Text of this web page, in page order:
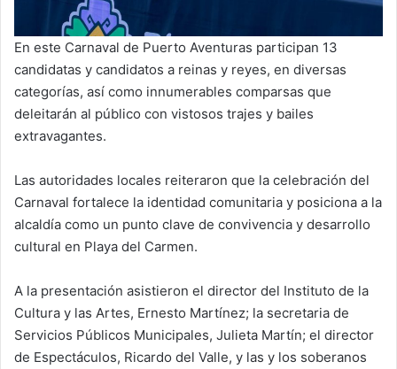
En este Carnaval de Puerto Aventuras participan 13
candidatas y candidatos a reinas y reyes, en diversas
categorías, así como innumerables comparsas que
deleitarán al público con vistosos trajes y bailes
extravagantes.
Las autoridades locales reiteraron que la celebración del
Carnaval fortalece la identidad comunitaria y posiciona a la
alcaldía como un punto clave de convivencia y desarrollo
cultural en Playa del Carmen.
A la presentación asistieron el director del Instituto de la
Cultura y las Artes, Ernesto Martínez; la secretaria de
Servicios Públicos Municipales, Julieta Martín; el director
de Espectáculos, Ricardo del Valle, y las y los soberanos